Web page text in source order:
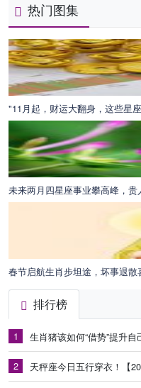
热门图集
"11月起，财运大翻身，这些星
未来两月四星座事业攀高峰，贵
春节启航生肖步坦途，坏事退散
排行榜
1 生肖猪该如何“借势”提升自
2 天秤座今日五行穿衣！【